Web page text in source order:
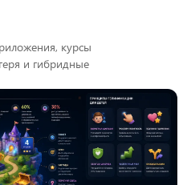
курсы
и гибридные